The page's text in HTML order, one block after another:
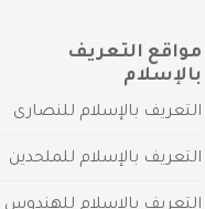
مواقع التعريف
بالإسلام
التعريف بالإسلام للنصارى
التعريف بالإسلام للملحدين